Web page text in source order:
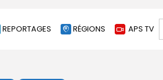
REPORTAGES RÉGIONS APS TV